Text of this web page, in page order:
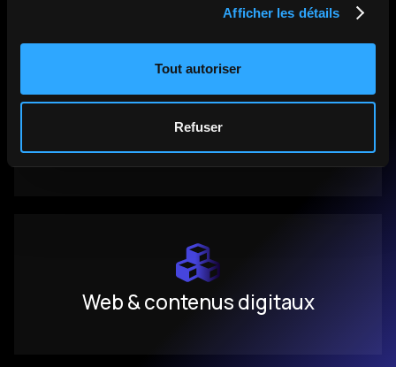
Afficher les détails
Tout autoriser
Refuser
Supports marketing &
Web & contenus digitaux